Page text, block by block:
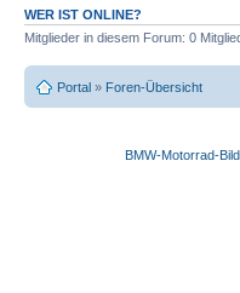
WER IST ONLINE?
Mitglieder in diesem Forum: 0
Portal » Foren-Übersicht
BMW-Motorrad-